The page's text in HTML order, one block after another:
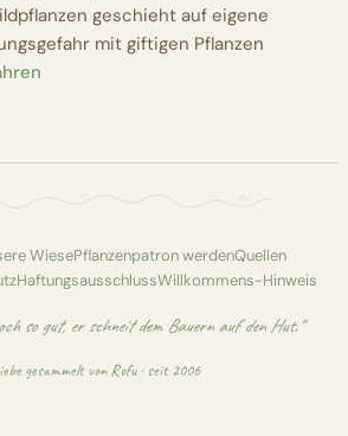
geschieht auf eigene
mit giftigen Pflanzen
WiesePflanzenpatron werdenQuellen
HaftungsausschlussWillkommens-Hinweis
so gut, er schneit dem Bauern auf den Hut."
gesammelt vonRofu· seit 2006